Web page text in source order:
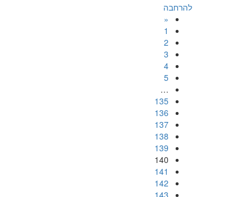
להרחבה
«
1
2
3
4
5
…
135
136
137
138
139
140
141
142
143